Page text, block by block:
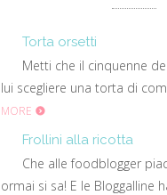
Torta orsetti
Metti che il cinquenne
lui scegliere una torta di
MORE
Frollini alla ricotta
Che alle foodblogger
ormai si sa! E le Bloggalline